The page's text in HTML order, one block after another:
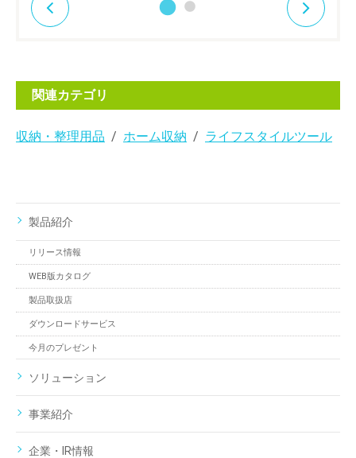
関連カテゴリ
収納・整理用品 ホーム収納 ライフスタイルツール
製品紹介
リリース情報
WEB版カタログ
製品取扱店
ダウンロードサービス
今月のプレゼント
ソリューション
事業紹介
企業・IR情報